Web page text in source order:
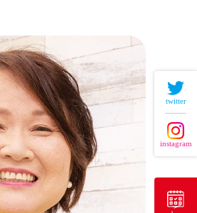
twitter
instagram